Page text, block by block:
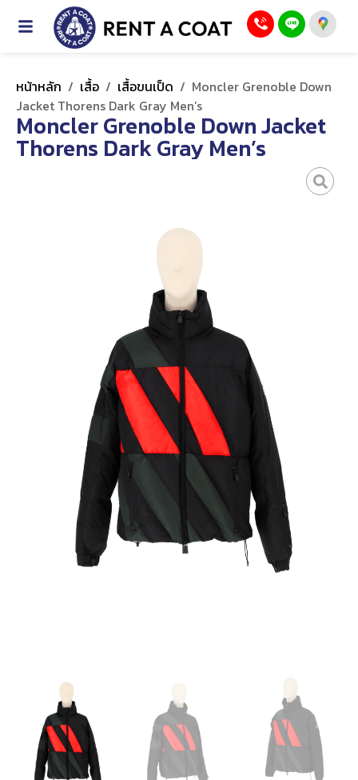
หน้าหลัก / เสื้อ / เสื้อขนเป็ด / Moncler Grenoble Down
Jacket Thorens Dark Gray Men’s
Moncler Grenoble Down Jacket
Thorens Dark Gray Men’s